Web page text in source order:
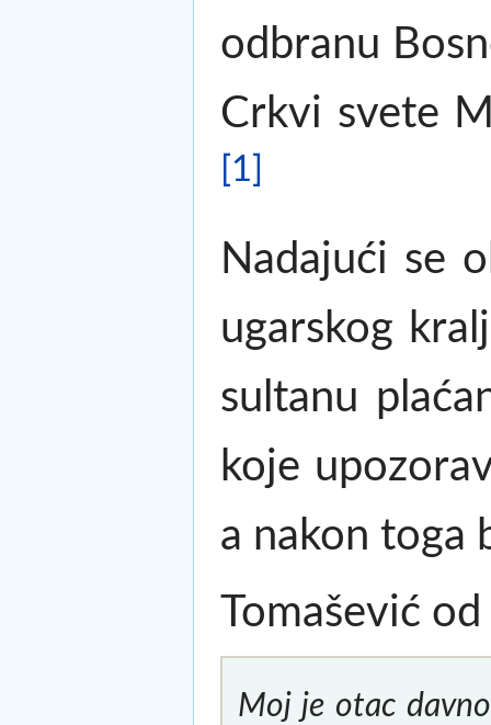
odbranu
Crkvi svete
[1]
Nadajući se
ugarskog
sultanu
koje
a nakon toga
Tomašević
Moj je otac